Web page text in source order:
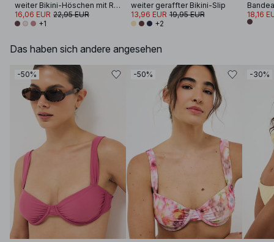
weiter Bikini-Höschen mit Raffung und Glanz
16,06 EUR 22,95 EUR
+1
weiter geraffter Bikini-Slip
13,96 EUR 19,95 EUR
+2
18,16
Das haben sich andere angesehen
-50% -50% -30%